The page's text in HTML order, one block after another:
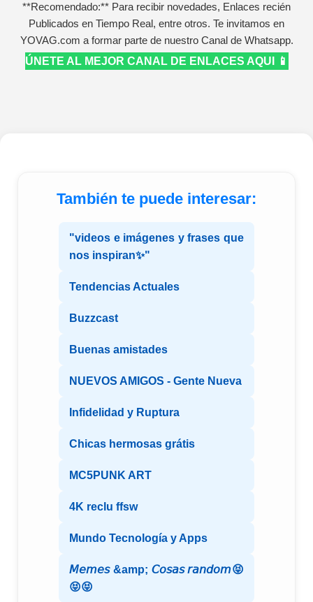
**Recomendado:** Para recibir novedades, Enlaces recién
Publicados en Tiempo Real, entre otros. Te invitamos en
YOVAG.com a formar parte de nuestro Canal de Whatsapp.
ÚNETE AL MEJOR CANAL DE ENLACES AQUI 📱
También te puede interesar:
"videos e imágenes y frases que
nos inspiran✨"
Tendencias Actuales
Buzzcast
Buenas amistades
NUEVOS AMIGOS - Gente Nueva
Infidelidad y Ruptura
Chicas hermosas grátis
MC5PUNK ART
4K reclu ffsw
Mundo Tecnología y Apps
𝘔𝘦𝘮𝘦𝘴 &amp; 𝘊𝘰𝘴𝘢𝘴 𝘳𝘢𝘯𝘥𝘰𝘮😝
😝😝